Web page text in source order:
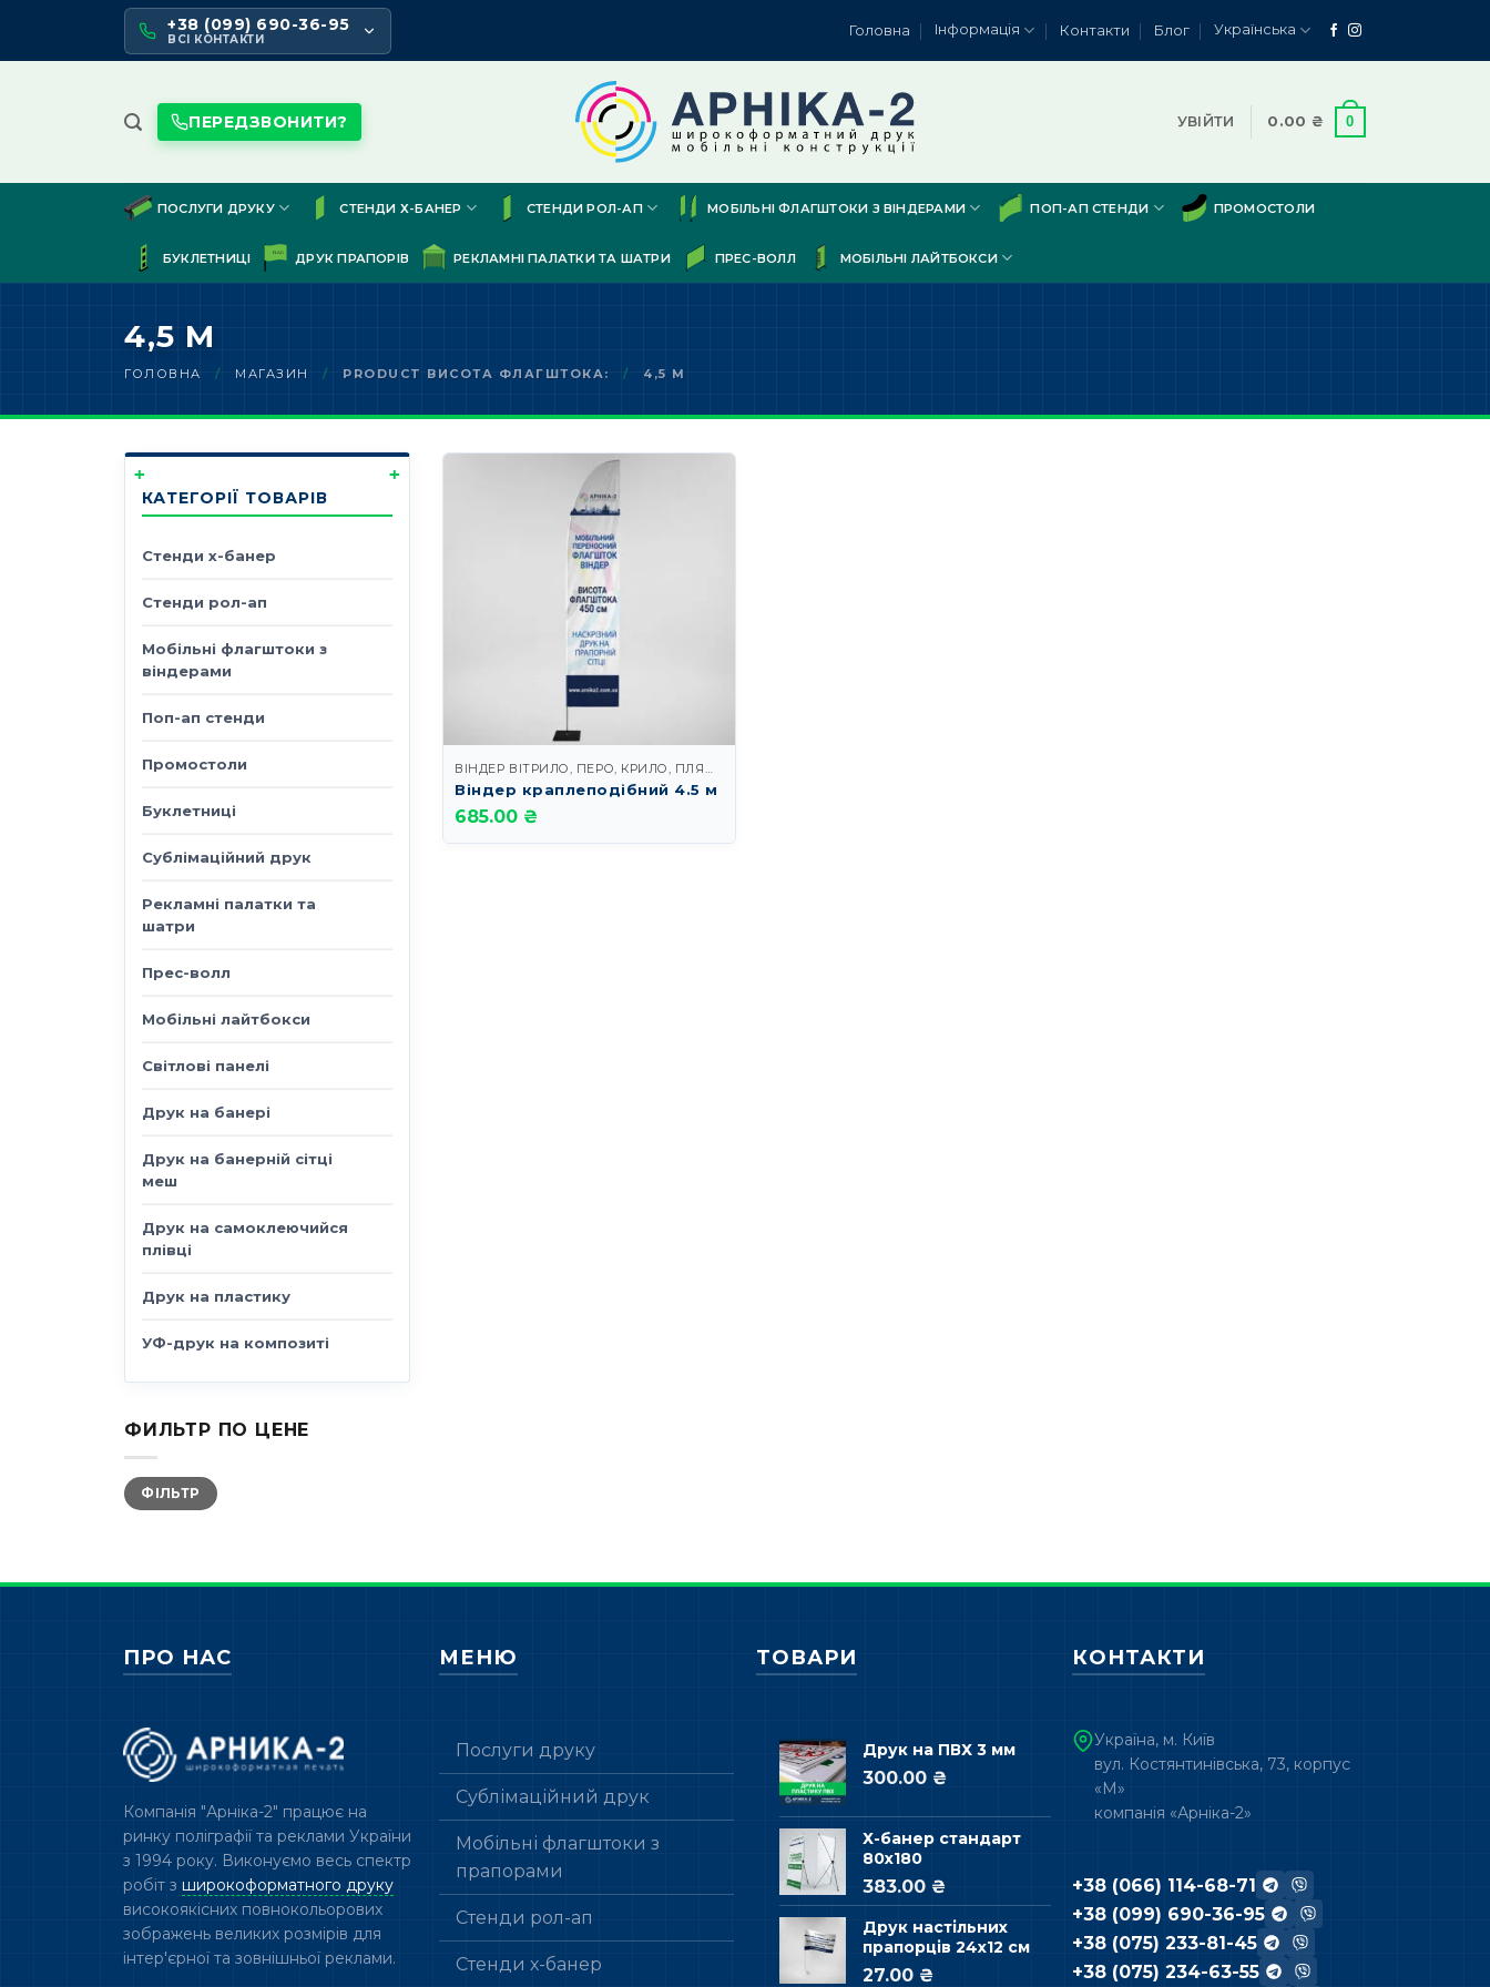
content
+38 (099) 690-36-95
ВСІ КОНТАКТИ
Головна Інформація Контакти Блог Українська
ПЕРЕДЗВОНИТИ? УВІЙТИ 0.00 ₴ 0
ПОСЛУГИ ДРУКУ СТЕНДИ Х-БАНЕР СТЕНДИ РОЛ-АП МОБІЛЬНІ ФЛАГШТОКИ З ВІНДЕРАМИ ПОП-АП СТЕНДИ ПРОМОСТОЛИ
БУКЛЕТНИЦІ ДРУК ПРАПОРІВ РЕКЛАМНІ ПАЛАТКИ ТА ШАТРИ ПРЕС-ВОЛЛ МОБІЛЬНІ ЛАЙТБОКСИ
4,5 М
ГОЛОВНА / МАГАЗИН / PRODUCT ВИСОТА ФЛАГШТОКА: / 4,5 М
КАТЕГОРІЇ ТОВАРІВ
Стенди х-банер
Стенди рол-ап
Мобільні флагштоки з
віндерами
Поп-ап стенди
Промостоли
Буклетниці
Сублімаційний друк
Рекламні палатки та
шатри
Прес-волл
Мобільні лайтбокси
Світлові панелі
Друк на банері
Друк на банерній сітці
меш
Друк на самоклеючийся
плівці
Друк на пластику
УФ-друк на композиті
ФИЛЬТР ПО ЦЕНЕ
Мінімальна
ціна
Найбільша
цінаФІЛЬТР
ВІНДЕР ВІТРИЛО, ПЕРО, КРИЛО, ПЛЯЖ І КРАПЛЯ
Віндер краплеподібний 4.5 м
685.00 ₴
ПРО НАС
Компанія "Арніка-2" працює на
ринку поліграфії та реклами України
з 1994 року. Виконуємо весь спектр
робіт з широкоформатного друку
високоякісних повнокольорових
зображень великих розмірів для
інтер'єрної та зовнішньої реклами.
МЕНЮ
Послуги друку
Сублімаційний друк
Мобільні флагштоки з
прапорами
Стенди рол-ап
Стенди х-банер
ТОВАРИ
Друк на ПВХ 3 мм
300.00 ₴
Х-банер стандарт
80х180
383.00 ₴
Друк настільних
прапорців 24х12 см
27.00 ₴
КОНТАКТИ
Україна, м. Київ
вул. Костянтинівська, 73, корпус
«М»
компанія «Арніка-2»
+38 (066) 114-68-71
+38 (099) 690-36-95
+38 (075) 233-81-45
+38 (075) 234-63-55